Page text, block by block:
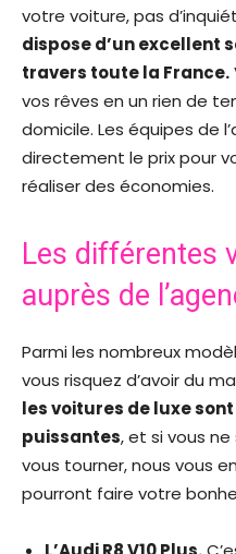
votre voiture, pas
dispose d’un excellent
travers toute la France.
vos rêves en un rien de
domicile. Les équipes de
directement le prix pour
réaliser des économies.
Les différentes
auprès de
Parmi les nombreux
vous risquez d’avoir du
les voitures de luxe
puissantes, et si vous
vous tourner, nous vous
pourront faire votre